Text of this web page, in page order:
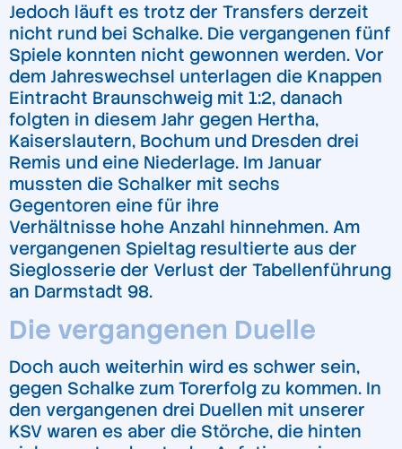
Jedoch läuft es trotz der Transfers derzeit
nicht rund bei Schalke. Die vergangenen fünf
Spiele konnten nicht gewonnen werden. Vor
dem Jahreswechsel unterlagen die Knappen
Eintracht Braunschweig mit 1:2, danach
folgten in diesem Jahr gegen Hertha,
Kaiserslautern, Bochum und Dresden drei
Remis und eine Niederlage. Im Januar
mussten die Schalker mit sechs
Gegentoren eine für ihre
Verhältnisse hohe Anzahl hinnehmen. Am
vergangenen Spieltag resultierte aus der
Sieglosserie der Verlust der Tabellenführung
an Darmstadt 98.
Die vergangenen Duelle
Doch auch weiterhin wird es schwer sein,
gegen Schalke zum Torerfolg zu kommen. In
den vergangenen drei Duellen mit unserer
KSV waren es aber die Störche, die hinten